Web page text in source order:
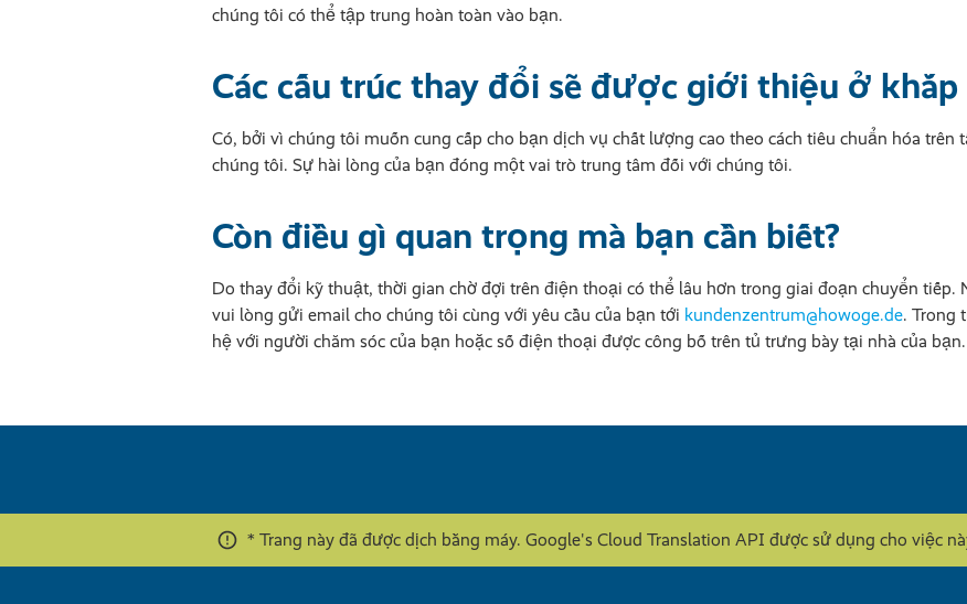
chúng tôi có thể tập trung hoàn toàn vào bạn.
Các cấu trúc thay đổi sẽ được giới thiệu ở
Có, bởi vì chúng tôi muốn cung cấp cho bạn dịch vụ chất lượng cao theo cách tiêu chuẩn hóa trên
chúng tôi. Sự hài lòng của bạn đóng một vai trò trung tâm đối với chúng tôi.
Còn điều gì quan trọng mà bạn cần biết?
Do thay đổi kỹ thuật, thời gian chờ đợi trên điện thoại có thể lâu hơn trong giai đoạn chuyển tiếp.
vui lòng gửi email cho chúng tôi cùng với yêu cầu của bạn tới kundenzentrum@howoge.de. Trong
hệ với người chăm sóc của bạn hoặc số điện thoại được công bố trên tủ trưng bày tại nhà của bạn.
* Trang này đã được dịch bằng máy. Google's Cloud Translation API được sử dụng cho việc